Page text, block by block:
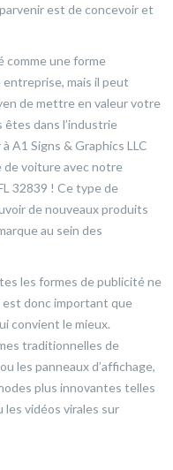
parvenir est de concevoir et
comme une forme
mais il peut
de mettre en valeur votre
êtes dans l’industrie
A1 Signs & Graphics LLC
de voiture avec notre
32839 ! Ce type de
de nouveaux produits
au sein des
les formes de publicité ne
est donc important que
convient le mieux.
traditionnelles de
les panneaux d’affichage,
plus innovantes telles
les vidéos virales sur